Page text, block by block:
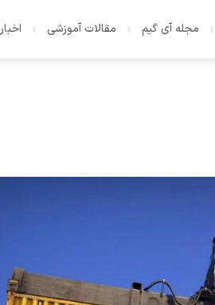
مجله آی گیم مقالات آموزشی اخبار